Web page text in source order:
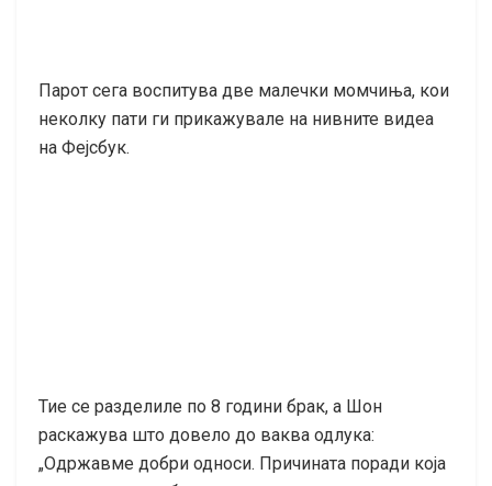
Парот сега воспитува две малечки момчиња, кои
неколку пати ги прикажувале на нивните видеа
на Фејсбук.
Тие се разделиле по 8 години брак, а Шон
раскажува што довело до ваква одлука:
„Одржавме добри односи. Причината поради која